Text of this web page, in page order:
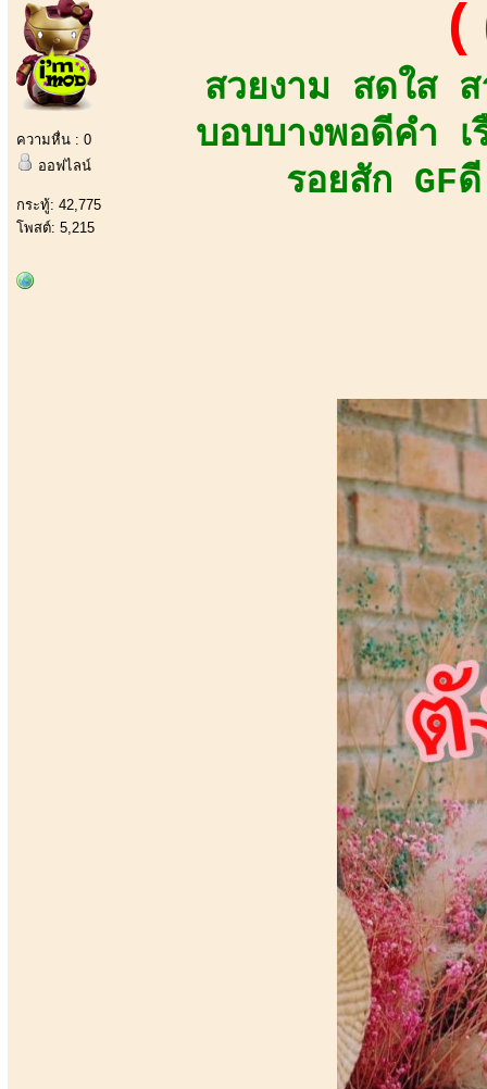
ความหื่น : 0
ออฟไลน์
กระทู้: 42,775
โพสต์: 5,215
สวยงาม สดใส
บอบบางพอดีคำ
รอยสัก GF